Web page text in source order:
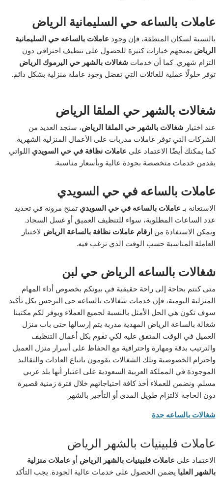
عاملات بالساعه حي السليمانية الرياض
بالنسبة لسكان المنطقة، فإن وجود عاملات بالساعه حي السليمانية
الرياض يمنحهم خيارات كثيرة للحصول على تنظيف احترافي دون
التزام شهري. كما أن خدمات شغالات بالشهر حي اليرموك الرياض
توفر حلولًا عملية للعائلات التي تفضل وجود عاملة منزلية بشكل دائم.
شغالات بالشهر حي الملقا الرياض
عند اختيار شغالات بالشهر حي الملقا الرياض، ستجد العديد من
الشركات التي توفر عاملات مدربات على الأعمال المنزلية الشهرية.
كما يمكنك أيضًا الاعتماد على عاملات نظافة في حي السويدي اللواتي
يقدمن خدمات متخصصة بجودة عالية وبأسعار مناسبة.
عاملات بالساعه في حي السويدي
الاستعانة بـ عاملات بالساعه في حي السويدي تمنح مرونة في تحديد
عدد الساعات المطلوبة، سواء للتنظيف العميق أو غسل السجاد.
ويمكن الاستفادة منارقام عاملات نظافة بالساعة الرياض لاختيار
العاملة المناسبة حسب الوقت الذي ترغب فيه.
شغالات بالساعه الرياض حي لبن
متى كنتم بحاجة إلى راحة حقيقية في بيوتكم بخصوص أداء المهام
المنزلية اليومية، فإن خدمات شغالات بالساعه حى النرجس بكل تأكيد
سوف تكون هي الحل الأمثل بالنسبة لجميع العملاء ويوفر لكم مكتبنا
شغالة بالساعة الرياض المهدية مدربة يتم إرسالها حتى باب منزل
العميل في الوقت المتفق عليه لكي تقوم بكل أعمال التنظيف
والترتيب بدقة ومهارة واحترافية مع الحفاظ على أسرار منزل العميل
واحترام الخصوصية وتلك الشغالات يقومون باتباع العادات والتقاليد
الموجودة في المملكة العربية السعودية على اعتبار أنها بلد عربي
مسلم. ونضمن للعملاء أخذ كافة احتياجاتهم خلال فترة زمنية قصيرة
دون الحاجة لالتزام طويل المدى أو التأجير بالشهر.
شغالات بالساعه جدة
عاملات فلبينيات بالشهر الرياض
الاعتماد على عاملات فلبينيات بالشهر الرياض أو عاملات منزلية
بالشهر العليا يضمن الحصول على خدمات عالية الجودة. يجب التأكد